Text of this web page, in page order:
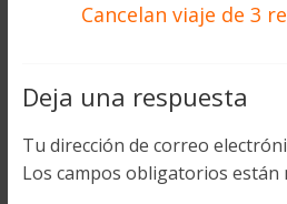
Cancelan viaje de 3
Deja una respuesta
Tu dirección de correo
Los campos obligatorios están